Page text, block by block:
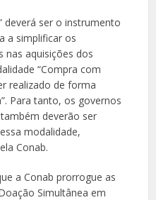
deverá ser o instrumento
a simplificar os
nas aquisições dos
“Compra com
realizado de forma
Para tanto, os governos
deverão ser
modalidade,
Conab.
a Conab prorrogue as
Simultânea em